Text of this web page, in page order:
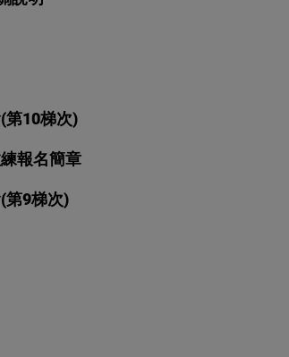
第10梯次)
報名簡章
第9梯次)